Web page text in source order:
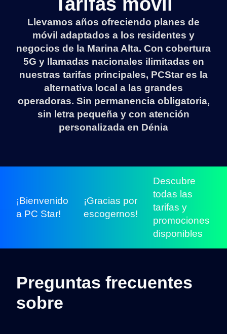
Llevamos años ofreciendo planes de
móvil adaptados a los residentes y
negocios de la Marina Alta. Con cobertura
5G y llamadas nacionales ilimitadas en
nuestras tarifas principales, PCStar es la
alternativa local a las grandes
operadoras. Sin permanencia obligatoria,
sin letra pequeña y con atención
personalizada en Dénia
¡Bienvenido
a PC Star!
¡Gracias por
escogernos!
Descubre
todas las
tarifas y
promociones
disponibles
Preguntas frecuentes
sobre